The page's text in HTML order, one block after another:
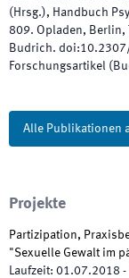
( Hrsg.), Handbuch
809. Opladen, Berlin,
Budrich. doi:
Forschungsartikel
Alle Publikationen
Projekte
Partizipation,
"Sexuelle Gewalt im
Laufzeit: 01.07.2018 -